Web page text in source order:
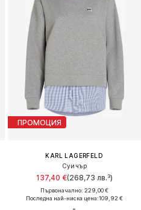
ПРОМОЦИЯ
KARL LAGERFELD
Суичър
137,40 €(268,73 лв.³)
Първоначално: 229,00 €
Последна най-ниска цена:109,92 €